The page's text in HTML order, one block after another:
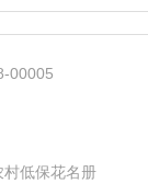
00005
低保花名册